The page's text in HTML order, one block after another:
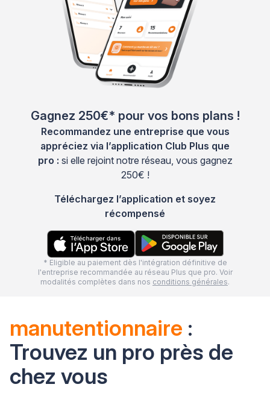
Gagnez 250€* pour vos bons plans !
Recommandez une entreprise que vous
appréciez via l’application Club Plus que
pro : si elle rejoint notre réseau, vous gagnez
250€ !
Téléchargez l’application et soyez
récompensé
* Eligible au paiement dès l'intégration définitive de
l'entreprise recommandée au réseau Plus que pro. Voir
modalités complètes dans nos conditions générales.
manutentionnaire :
Trouvez un pro près de
chez vous